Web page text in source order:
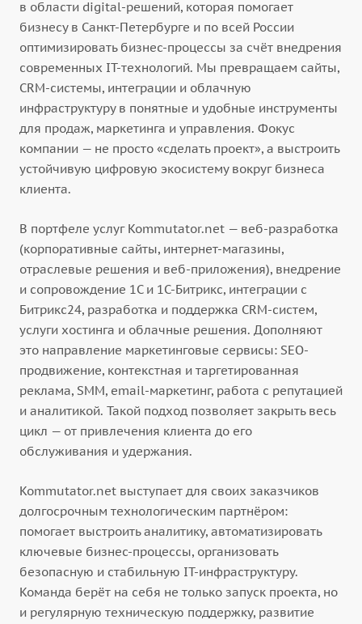
в области digital-решений, которая помогает
бизнесу в Санкт-Петербурге и по всей России
оптимизировать бизнес-процессы за счёт внедрения
современных IT-технологий. Мы превращаем сайты,
CRM-системы, интеграции и облачную
инфраструктуру в понятные и удобные инструменты
для продаж, маркетинга и управления. Фокус
компании — не просто «сделать проект», а выстроить
устойчивую цифровую экосистему вокруг бизнеса
клиента.
В портфеле услуг Kommutator.net — веб-разработка
(корпоративные сайты, интернет-магазины,
отраслевые решения и веб-приложения), внедрение
и сопровождение 1С и 1С-Битрикс, интеграции с
Битрикс24, разработка и поддержка CRM-систем,
услуги хостинга и облачные решения. Дополняют
это направление маркетинговые сервисы: SEO-
продвижение, контекстная и таргетированная
реклама, SMM, email-маркетинг, работа с репутацией
и аналитикой. Такой подход позволяет закрыть весь
цикл — от привлечения клиента до его
обслуживания и удержания.
Kommutator.net выступает для своих заказчиков
долгосрочным технологическим партнёром:
помогает выстроить аналитику, автоматизировать
ключевые бизнес-процессы, организовать
безопасную и стабильную IT-инфраструктуру.
Команда берёт на себя не только запуск проекта, но
и регулярную техническую поддержку, развитие